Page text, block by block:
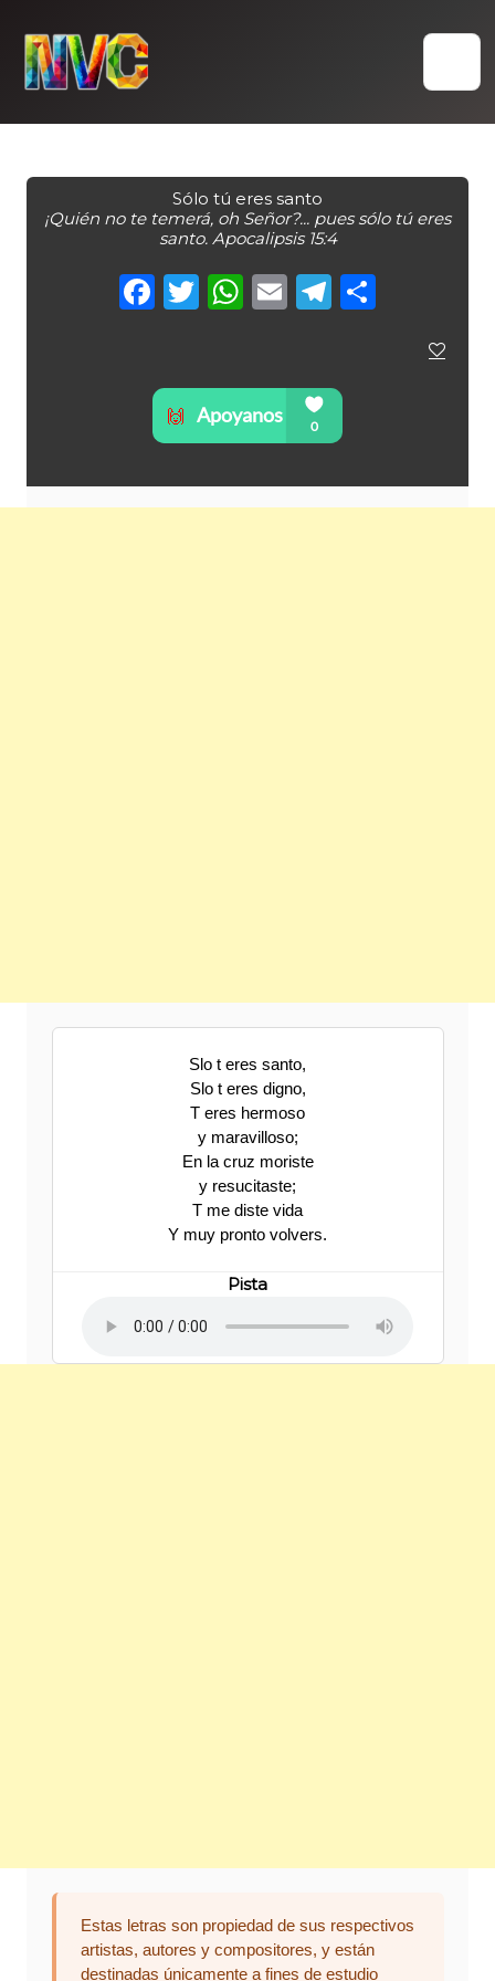
content
Sólo tú eres santo
¡Quién no te temerá, oh Señor?... pues sólo tú eres
santo. Apocalipsis 15:4
Facebook
Twitter
WhatsApp
Email
Slo t eres santo,
Slo t eres digno,
T eres hermoso
y maravilloso;
En la cruz moriste
y resucitaste;
T me diste vida
Y muy pronto volvers.
Pista
Estas letras son propiedad de sus respectivos
artistas, autores y compositores, y están
destinadas únicamente a fines de estudio